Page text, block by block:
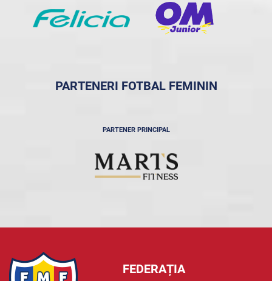
PARTENERI FOTBAL FEMININ
PARTENER PRINCIPAL
FEDERAȚIA